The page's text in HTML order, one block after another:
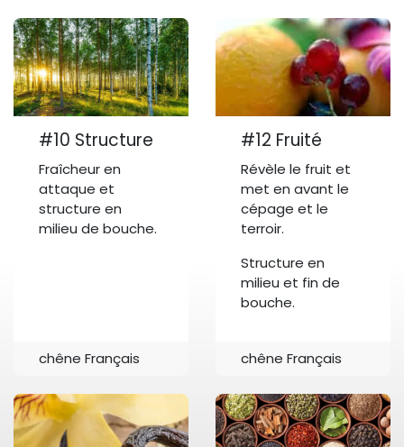
#10 Structure
Fraîcheur en
attaque et
structure en
milieu de bouche.
chêne Français
#12 Fruité
Révèle le fruit et
met en avant le
cépage et le
terroir.
Structure en
milieu et fin de
bouche.
chêne Français